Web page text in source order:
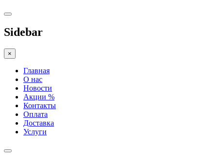
Sidebar
×
Главная
О нас
Новости
Акции %
Контакты
Оплата
Доставка
Услуги